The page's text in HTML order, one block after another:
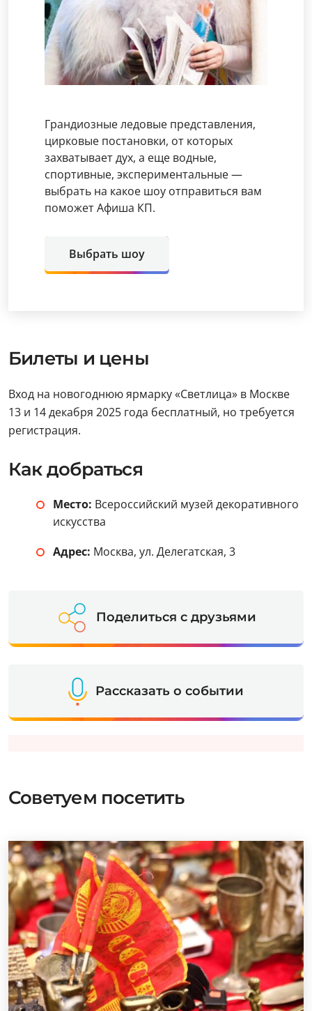
Грандиозные ледовые представления,
цирковые постановки, от которых
захватывает дух, а еще водные,
спортивные, экспериментальные —
выбрать на какое шоу отправиться вам
поможет Афиша КП.
Выбрать шоу
Билеты и цены
Вход на новогоднюю ярмарку «Светлица» в Москве
13 и 14 декабря 2025 года бесплатный, но требуется
регистрация.
Как добраться
Место: Всероссийский музей декоративного
искусства
Адрес: Москва, ул. Делегатская, 3
Поделиться с друзьями
Рассказать о событии
Советуем посетить